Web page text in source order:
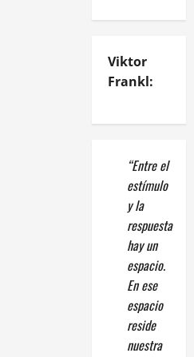
Viktor
Frankl:
“Entre el
estímulo
y la
respuesta
hay un
espacio.
En ese
espacio
reside
nuestra